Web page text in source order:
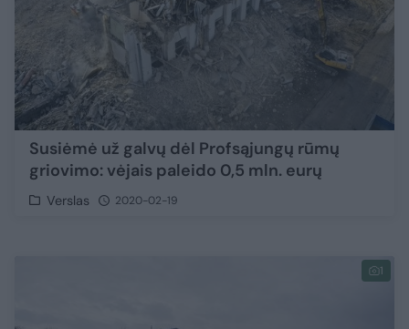
Susiėmė už galvų dėl Profsąjungų rūmų
griovimo: vėjais paleido 0,5 mln. eurų
Verslas 2020-02-19
1